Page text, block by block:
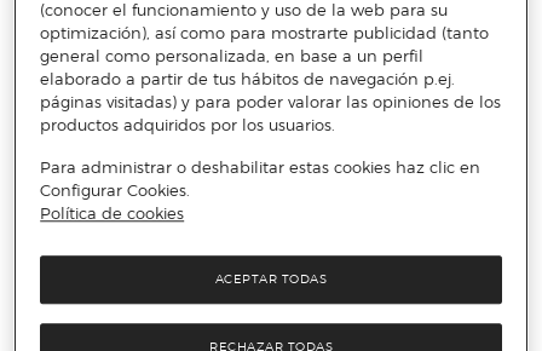
descuentos del mercado como los accesorios de sonido de
Imperii Electronic, para disfrutar de sistemas increíbles.
Los descuentos de Imperii
Electronics te conectan
La marca Imperii Electronics es una opción perfecta para
completar tu equipo de sonido y tecnológico. Encontrarás
el hogar de Imperii Electronics, tanto para los adultos como
para los más pequeños de la casa. Los descuentos en coches
radio control de Imperii harán que no puedas resistirte a
comprar un detalle a los reyes de la casa. ¿Quieres un
autoregalo para ti? Echa también un vistazo a los descuentos
(conocer el funcionamiento y uso de la web para su
optimización), así como para mostrarte publicidad (tanto
general como personalizada, en base a un perfil
elaborado a partir de tus hábitos de navegación p.ej.
páginas visitadas) y para poder valorar las opiniones de los
productos adquiridos por los usuarios.
Para administrar o deshabilitar estas cookies haz clic en
Configurar Cookies.
Política de cookies
RECHAZAR TODAS
ACEPTAR TODAS